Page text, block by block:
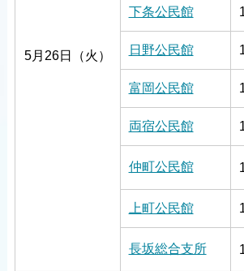
5月26日（火）
下条公民館
日野公民館
富岡公民館
両宿公民館
仲町公民館
上町公民館
長坂総合支所